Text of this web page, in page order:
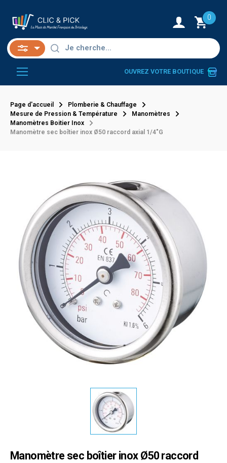
0
OUVREZ VOTRE BOUTIQUE
Page d'accueil
Plomberie & Chauffage
Mesure de Pression & Température
Manomètres
Manomètres Boitier Inox
Manomètre sec boîtier inox Ø50 raccord axial 1/4"G
Manomètre sec boîtier inox Ø50 raccord